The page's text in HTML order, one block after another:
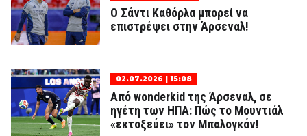
Ο Σάντι Καθόρλα μπορεί να
επιστρέψει στην Άρσεναλ!
02.07.2026 | 15:08
Από wonderkid της Άρσεναλ, σε
ηγέτη των ΗΠΑ: Πώς το Μουντιάλ
«εκτοξεύει» τον Μπαλογκάν!